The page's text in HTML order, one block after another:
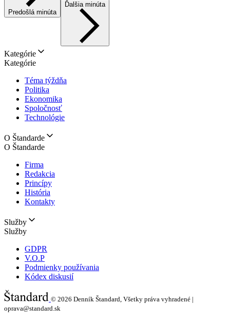
Predošlá minúta
Ďalšia minúta
Kategórie
Kategórie
Téma týždňa
Politika
Ekonomika
Spoločnosť
Technológie
O Štandarde
O Štandarde
Firma
Redakcia
Princípy
História
Kontakty
Služby
Služby
GDPR
V.O.P
Podmienky používania
Kódex diskusií
© 2026 Denník Štandard, Všetky práva vyhradené |
oprava@standard.sk